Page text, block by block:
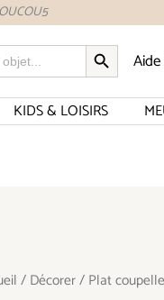
SEARCH BUTTON
KIDS & LOISIRS
/ Décorer/ Plat